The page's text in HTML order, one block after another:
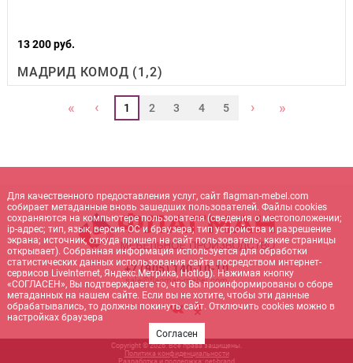
13 200 руб.
МАДРИД КОМОД (1,2)
« ‹ 1 2 3 4 5 › »
+7 (905) 140-10-10
sale@flagman-mebel.com
Copyright © 2026. Все права защищены.
Политика конфиденциальности
Разработка и поддержка: net- brand
Для качественного предоставления услуг, сайт flagman-mebel.com
собирает метаданные вновь зашедших пользователей. Файлы cookies
сохраняются на компьютере пользователя (сведения о местоположении;
ip-адрес; тип, язык, версия ОС и браузера; тип устройства и разрешение
экрана; источник, откуда пришел на сайт пользователь; какие страницы
открывает). Собранная информация используется для обработки
статистических данных использования сайта посредством интернет-
сервисов LiveInternet, Яндекс.Метрика, Hotlog). Нажимая кнопку
«СОГЛАСЕН», Вы подтверждаете то, что Вы проинформированы о сборе
метаданных на нашем сайте. Если вы не хотите, чтобы эти данные
обрабатывались, то должны покинуть сайт. Отключить cookies можно в
настройках браузера
Согласен